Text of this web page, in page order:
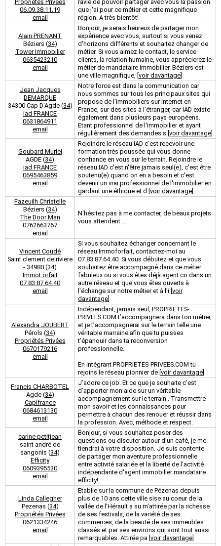
Propriétés Privées
06.09.38.11.19
email
ravie de pouvoir partager avec vous la passion
que j'ai pour ce métier et cette magnifique
région. A très bientôt!
Alain PRENANT
Béziers (34)
Tower Immobilier
0635423210
email
Bonjour, je serais heureux de partager mon
expérience avec vous, surtout si vous venez
d'horizons différents et souhaitez changer de
métier. Si vous aimez le contact, le service
clients, la relation humaine, vous apprécierez le
métier de mandataire immobilier. Béziers est
une ville magnifique, [ voir davantage
Jean Jacques
DEMARQUE
34300 Cap D'Agde (34)
iad FRANCE
0631864911
email
Notre force est dans la communication car
nous sommes sur tous les principaux sites qui
propose de l'immobiliers sur internet en
France, sur des sites à l'étranger, car IAD existe
également dans plusieurs pays européens.
Etant professionnel de l'immobilier et ayant
régulièrement des demandes s [ voir davantage
Goubard Muriel
AGDE (34)
iad FRANCE
0695463859
email
Rejoindre le réseau IAD c'est recevoir une
formation très poussée qui vous donne
confiance en vous sur le terrain. Rejoindre le
réseau IAD c'est n'être jamais seul(e), c'est être
soutenu(e) quand on en a besoin et c'est
devenir un vrai professionnel de l'immobilier en
gardant une éthique et d [ voir davantage
Fazeuilh Christelle
Béziers (34)
The Door Man
0762663767
email
N'hésitez pas à me contacter, de beaux projets
vous attendent ...
Vincent Coudé
Saint clement de riviere
- 34980 (34)
ImmoForfait
07.83.87.64.40
email
Si vous souhaitez échanger concernant le
réseau Immoforfait, contactez-moi au
07.83.87.64.40. Si vous débutez et que vous
souhaitez être accompagné dans ce métier
fabuleux ou si vous êtes déjà agent co dans un
autre réseau et que vous êtes ouverts à
l'échange sur notre métier et à l'i [ voir
davantage
Alexandra JOUBERT
Pérols (34)
Propriétés Privées
0670179216
email
Indépendant, jamais seul, PROPRIETES-
PRIVEES.COM t’accompagnera dans ton métier,
et je t’accompagnerai sur le terrain telle une
véritable marraine afin que tu puisses
t’épanouir dans ta reconversion
professionnelle.
En intégrant PROPRIETES-PRIVEES.COM tu
rejoins le réseau pionnier de [ voir davantage
Francis CHARBOTEL
Agde (34)
Capifrance
0684613130
email
J’adore ce job. Et ce que je souhaite c’est
d’apporter mon aide sur un véritable
accompagnement sur le terrain . Transmettre
mon savoir et les connaissances pour
permettre à chacun des renouer et réussir dans
la profession. Avec, méthode et respect.
carine petitjean
saint andré de
sangonis (34)
Efficity
0609395530
email
Bonjour, si vous souhaitez poser des
questions ou discuter autour d'un café, je me
tiendrai à votre disposition. Je suis contente
de partager mon aventure professionnelle
entre activité salariée et la liberté de l'activité
indépendante d'agent immobilier mandataire
efficity!
Linda Callegher
Pezenas (34)
Propriétés Privées
0621334246
email
Etablie sur la commune de Pézenas depuis
plus de 10 ans cette ville sise au coeur de la
vallée de l'Hérault a su m'attirée par la richesse
de ses festivals, de la variété de ses
commerces, de la beauté de ses immeubles
classés et par ses environs qui sont tout aussi
remarquables. Attirée pa [ voir davantage